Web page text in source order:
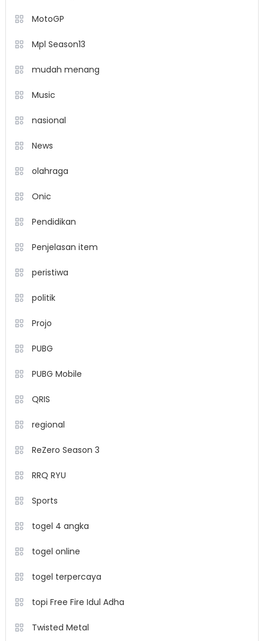
MotoGP
Mpl Season13
mudah menang
Music
nasional
News
olahraga
Onic
Pendidikan
Penjelasan item
peristiwa
politik
Projo
PUBG
PUBG Mobile
QRIS
regional
ReZero Season 3
RRQ RYU
Sports
togel 4 angka
togel online
togel terpercaya
topi Free Fire Idul Adha
Twisted Metal